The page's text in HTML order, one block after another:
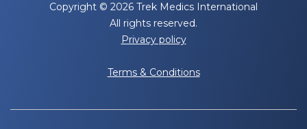
Copyright © 2026 Trek Medics International
All rights reserved.
Privacy policy
Terms & Conditions